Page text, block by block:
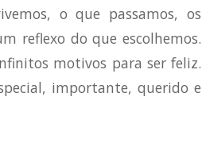
o que passamos, os
reflexo do que escolhemos.
motivos para ser feliz.
importante, querido e